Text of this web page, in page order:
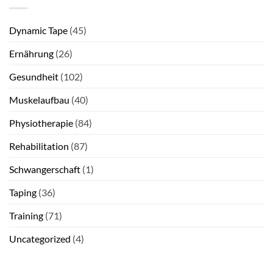
Dynamic Tape (45)
Ernährung (26)
Gesundheit (102)
Muskelaufbau (40)
Physiotherapie (84)
Rehabilitation (87)
Schwangerschaft (1)
Taping (36)
Training (71)
Uncategorized (4)